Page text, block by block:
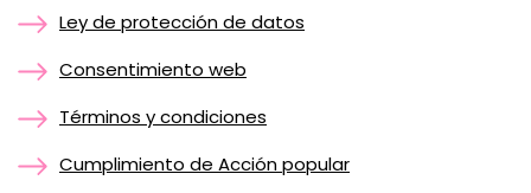
Ley de protección de datos
Consentimiento web
Términos y condiciones
Cumplimiento de Acción popular